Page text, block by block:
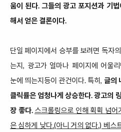
움이 된다. 그들의 광고 포지션과 기
해서 얻은 결론이다.
단일 페이지에서 승부를 보려면 독자
는지, 광고가 얼마나 페이지에 어울
눈에 띄는지등이 관건이다. 특히, 글의
클릭률은 엄청나게 상승한다. 광고의
장 좋다. 스크롤링으로 인해 휙휙 넘
은 심하게 낮다.(아니 거의 없다.) 베스